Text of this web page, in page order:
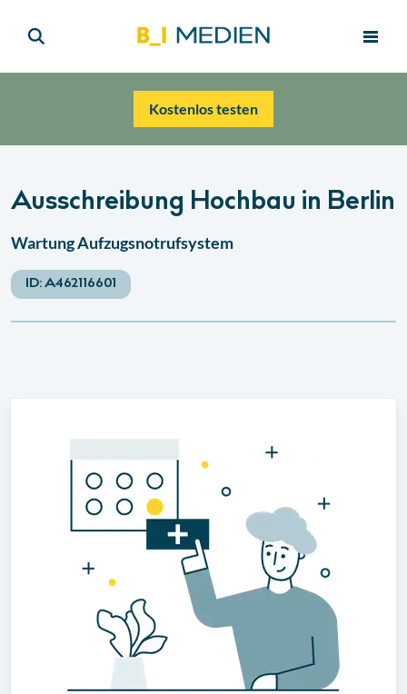
Kostenlos testen
Ausschreibung Hochbau in Berlin
Wartung Aufzugsnotrufsystem
ID:A462116601